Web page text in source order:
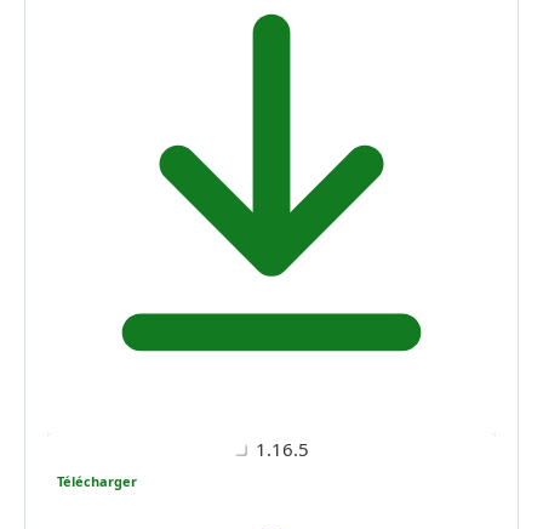
1.16.5
Télécharger